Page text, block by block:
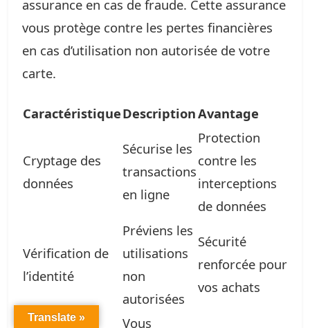
assurance en cas de fraude. Cette assurance
vous protège contre les pertes financières
en cas d’utilisation non autorisée de votre
carte.
CaractéristiqueDescriptionAvantage
Cryptage des
données
Sécurise les
transactions
en ligne
Protection
contre les
interceptions
de données
Vérification de
l’identité
Préviens les
utilisations
non
autorisées
Sécurité
renforcée pour
vos achats
Vous
Translate »